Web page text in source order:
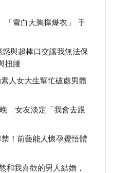
「雪白大胸撑爆衣」..手
與超棒口交讓我無法保
扭腰
人女大生幫忙破處男體
女友淡定「我會去跟
！前藝能人懷孕覺悟體
和我喜歡的男人結婚，